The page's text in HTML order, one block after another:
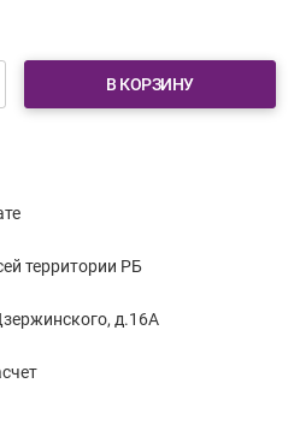
В КОРЗИНУ
территории РБ
д.16А